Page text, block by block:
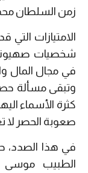
زمن السلطان
الامتيازات التي
شخصيات
في مجال المال
وتبقى مسألة
كثرة الأسماء
صعوبة الحصر لا
في هذا الصدد،
الطبيب موسى